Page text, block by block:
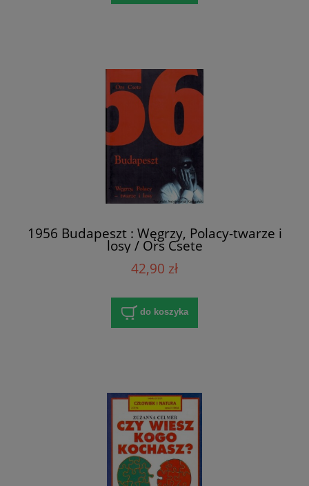
1956 Budapeszt : Węgrzy, Polacy-twarze i
losy / Ors Csete
42,90 zł
do koszyka